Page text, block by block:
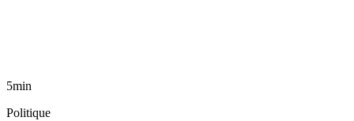
5min
Politique